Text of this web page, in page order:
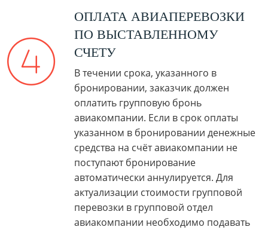
ОПЛАТА АВИАПЕРЕВОЗКИ
ПО ВЫСТАВЛЕННОМУ
СЧЕТУ
В течении срока, указанного в
бронировании, заказчик должен
оплатить групповую бронь
авиакомпании. Если в срок оплаты
указанном в бронировании денежные
средства на счёт авиакомпании не
поступают бронирование
автоматически аннулируется. Для
актуализации стоимости групповой
перевозки в групповой отдел
авиакомпании необходимо подавать